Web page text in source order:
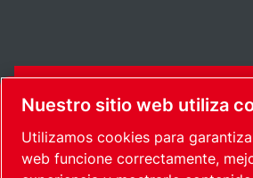
Nuestro sitio web utiliza
Utilizamos cookies para
web funcione correctamente,